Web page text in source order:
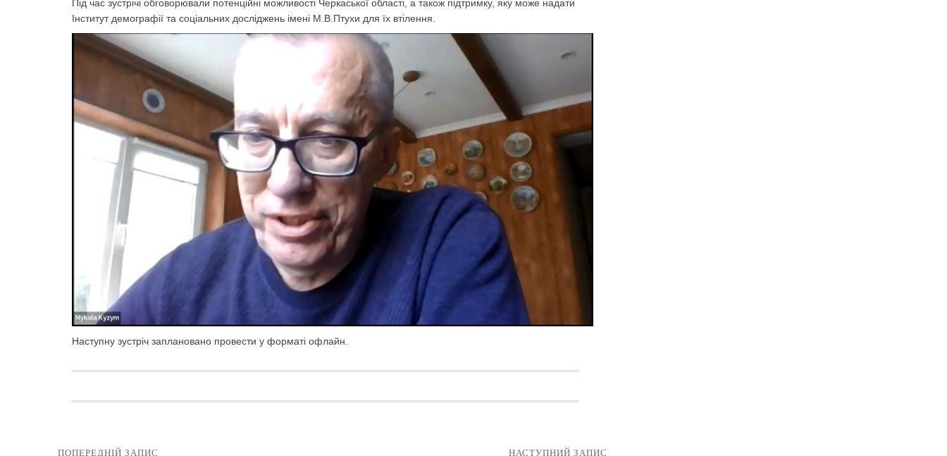
Під час зустрічі обговорювали потенційні можливості Черкаської області, а також підтримку, яку може надати
Інститут демографії та соціальних досліджень імені М.В.Птухи для їх втілення.
Наступну зустріч заплановано провести у форматі офлайн.
ПОПЕРЕДНІЙ ЗАПИС НАСТУПНИЙ ЗАПИС